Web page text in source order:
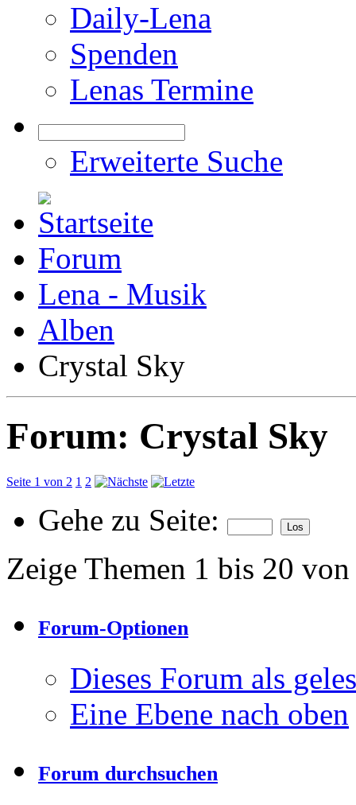
Daily-Lena
Spenden
Lenas Termine
Erweiterte Suche
Forum
Lena - Musik
Alben
Crystal Sky
Forum: Crystal Sky
Seite 1 von 2 1 2
Gehe zu Seite:
Zeige Themen 1 bis 20
Forum-Optionen
Dieses Forum als
Eine Ebene nach oben
Forum durchsuchen